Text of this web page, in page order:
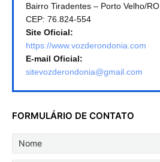
Bairro Tiradentes – Porto Velho/RO
CEP: 76.824-554
Site Oficial:
https://www.vozderondonia.com
E-mail Oficial:
sitevozderondonia@gmail.com
FORMULÁRIO DE CONTATO